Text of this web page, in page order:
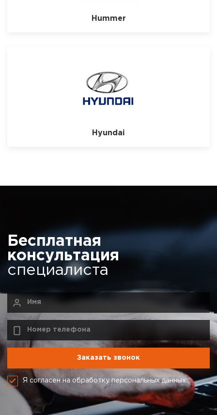
Hummer
Hyundai
Бесплатная
консультация
специалиста
Я согласен на обработку персональных данных